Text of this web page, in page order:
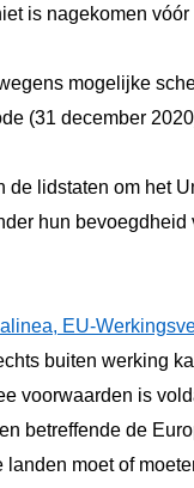
is nagekomen
mogelijke
(31 december
lidstaten om het
hun
EU-
buiten werking
voorwaarden is
betreffende de
moet of